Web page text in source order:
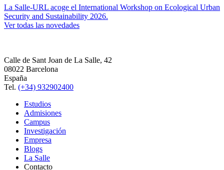
La Salle-URL acoge el International Workshop on Ecological Urban
Security and Sustainability 2026.
Ver todas las novedades
Calle de Sant Joan de La Salle, 42
08022 Barcelona
España
Tel. (+34) 932902400
Estudios
Admisiones
Campus
Investigación
Empresa
Blogs
La Salle
Contacto